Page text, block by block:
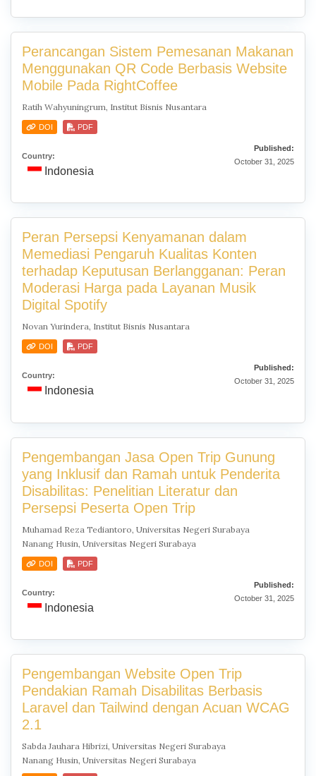
Perancangan Sistem Pemesanan Makanan
Menggunakan QR Code Berbasis Website
Mobile Pada RightCoffee
Ratih Wahyuningrum, Institut Bisnis Nusantara
DOI PDF
Country:
Indonesia
Published:
October 31, 2025
Peran Persepsi Kenyamanan dalam
Memediasi Pengaruh Kualitas Konten
terhadap Keputusan Berlangganan: Peran
Moderasi Harga pada Layanan Musik
Digital Spotify
Novan Yurindera, Institut Bisnis Nusantara
DOI PDF
Country:
Indonesia
Published:
October 31, 2025
Pengembangan Jasa Open Trip Gunung
yang Inklusif dan Ramah untuk Penderita
Disabilitas: Penelitian Literatur dan
Persepsi Peserta Open Trip
Muhamad Reza Tediantoro, Universitas Negeri Surabaya
Nanang Husin, Universitas Negeri Surabaya
DOI PDF
Country:
Indonesia
Published:
October 31, 2025
Pengembangan Website Open Trip
Pendakian Ramah Disabilitas Berbasis
Laravel dan Tailwind dengan Acuan WCAG
2.1
Sabda Jauhara Hibrizi, Universitas Negeri Surabaya
Nanang Husin, Universitas Negeri Surabaya